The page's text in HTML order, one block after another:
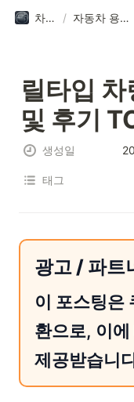
차모아 / 자동차 용품 리뷰
릴타입
및 후기
생성일
태그
광고 / 파트
이 포스팅은
환으로, 이
제공받습니